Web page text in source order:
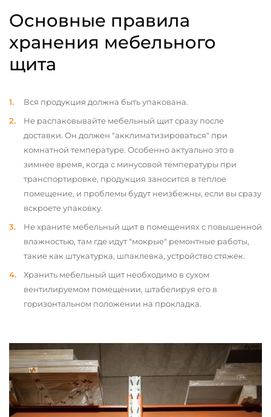
Основные правила
хранения мебельного
щита
Вся продукция должна быть упакована.
Не распаковывайте мебельный щит сразу после
доставки. Он должен "акклиматизироваться" при
комнатной температуре. Особенно актуально это в
зимнее время, когда с минусовой температуры при
транспортировке, продукция заносится в теплое
помещение, и проблемы будут неизбежны, если вы сразу
вскроете упаковку.
Не храните мебельный щит в помещениях с повышенной
влажностью, там где идут "мокрые" ремонтные работы,
такие как штукатурка, шпаклевка, устройство стяжек.
Хранить мебельный щит необходимо в сухом
вентилируемом помещении, штабелируя его в
горизонтальном положении на прокладка.